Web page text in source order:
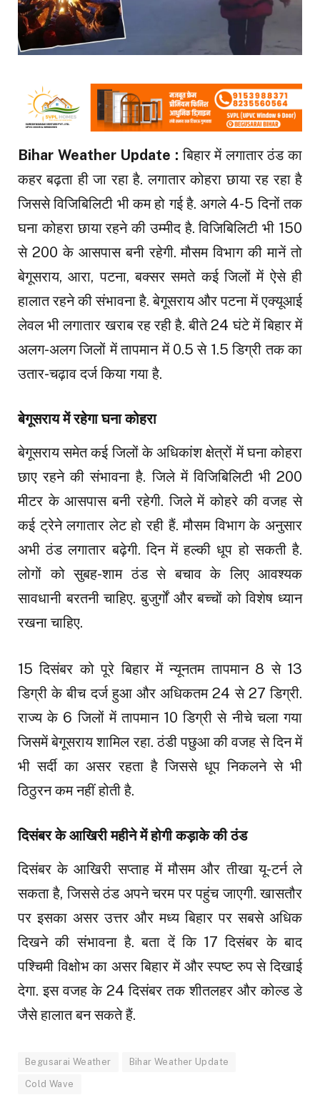
Bihar Weather Update :बिहार में लगातार ठंड का
कहर बढ़ता ही जा रहा है. लगातार कोहरा छाया रह रहा है
जिससे विजिबिलिटी भी कम हो गई है. अगले 4-5 दिनों तक
घना कोहरा छाया रहने की उम्मीद है. विजिबिलिटी भी 150
से 200 के आसपास बनी रहेगी. मौसम विभाग की मानें तो
बेगूसराय, आरा, पटना, बक्सर समते कई जिलों में ऐसे ही
हालात रहने की संभावना है. बेगूसराय और पटना में एक्यूआई
लेवल भी लगातार खराब रह रही है. बीते 24 घंटे में बिहार में
अलग-अलग जिलों में तापमान में 0.5 से 1.5 डिग्री तक का
उतार-चढ़ाव दर्ज किया गया है.
बेगूसराय में रहेगा घना कोहरा
बेगूसराय समेत कई जिलों के अधिकांश क्षेत्रों में घना कोहरा
छाए रहने की संभावना है. जिले में विजिबिलिटी भी 200
मीटर के आसपास बनी रहेगी. जिले में कोहरे की वजह से
कई ट्रेने लगातार लेट हो रही हैं. मौसम विभाग के अनुसार
अभी ठंड लगातार बढ़ेगी. दिन में हल्की धूप हो सकती है.
लोगों को सुबह-शाम ठंड से बचाव के लिए आवश्यक
सावधानी बरतनी चाहिए. बुजुर्गों और बच्चों को विशेष ध्यान
रखना चाहिए.
15 दिसंबर को पूरे बिहार में न्यूनतम तापमान 8 से 13
डिग्री के बीच दर्ज हुआ और अधिकतम 24 से 27 डिग्री.
राज्य के 6 जिलों में तापमान 10 डिग्री से नीचे चला गया
जिसमें बेगूसराय शामिल रहा. ठंडी पछुआ की वजह से दिन में
भी सर्दी का असर रहता है जिससे धूप निकलने से भी
ठिठुरन कम नहीं होती है.
दिसंबर के आखिरी महीने में होगी कड़ाके की ठंड
दिसंबर के आखिरी सप्ताह में मौसम और तीखा यू-टर्न ले
सकता है, जिससे ठंड अपने चरम पर पहुंच जाएगी. खासतौर
पर इसका असर उत्तर और मध्य बिहार पर सबसे अधिक
दिखने की संभावना है. बता दें कि 17 दिसंबर के बाद
पश्चिमी विक्षोभ का असर बिहार में और स्पष्ट रुप से दिखाई
देगा. इस वजह के 24 दिसंबर तक शीतलहर और कोल्ड डे
जैसे हालात बन सकते हैं.
Begusarai Weather Bihar Weather Update
Cold Wave